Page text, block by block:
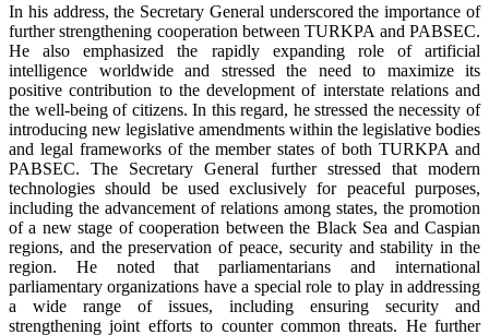
In his address, the Secretary General underscored the importance of
further strengthening cooperation between TURKPA and PABSEC.
He also emphasized the rapidly expanding role of artificial
intelligence worldwide and stressed the need to maximize its
positive contribution to the development of interstate relations and
the well-being of citizens. In this regard, he stressed the necessity of
introducing new legislative amendments within the legislative bodies
and legal frameworks of the member states of both TURKPA and
PABSEC. The Secretary General further stressed that modern
technologies should be used exclusively for peaceful purposes,
including the advancement of relations among states, the promotion
of a new stage of cooperation between the Black Sea and Caspian
regions, and the preservation of peace, security and stability in the
region. He noted that parliamentarians and international
parliamentary organizations have a special role to play in addressing
a wide range of issues, including ensuring security and
strengthening joint efforts to counter common threats. He further